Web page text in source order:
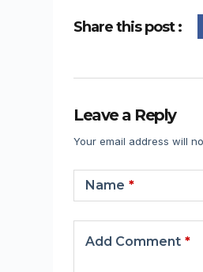
Share this post :
Leave a Reply
Your email address will
Name *
Add Comment *